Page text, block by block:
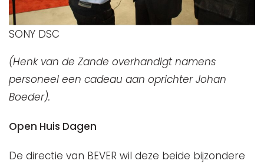
SONY DSC
(Henk van de Zande overhandigt namens
personeel een cadeau aan oprichter Johan
Boeder).
Open Huis Dagen
De directie van BEVER wil deze beide bijzondere